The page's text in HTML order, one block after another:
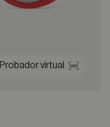
Probador virtual